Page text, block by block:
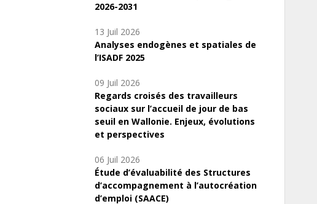
2026-2031
13 Juil 2026
Analyses endogènes et spatiales de
l’ISADF 2025
09 Juil 2026
Regards croisés des travailleurs
sociaux sur l’accueil de jour de bas
seuil en Wallonie. Enjeux, évolutions
et perspectives
06 Juil 2026
Étude d’évaluabilité des Structures
d’accompagnement à l’autocréation
d’emploi (SAACE)